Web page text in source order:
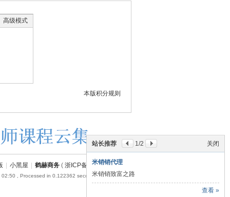
高级模式
本版积分规则
关闭
站长推荐 1/2
米销销代理
米销销致富之路
查看 »
| 小黑屋 | 鹤赫商务 ( 浙ICP备18054110号-1
02:50 , Processed in 0.122362 second(s), 17 queries .